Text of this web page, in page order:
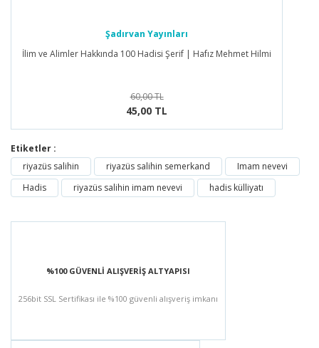
Şadırvan Yayınları
İlim ve Alimler Hakkında 100 Hadisi Şerif | Hafız Mehmet Hilmi
60,00 TL
45,00 TL
Etiketler :
riyazüs salihin
riyazüs salihin semerkand
Imam nevevi
Hadis
riyazüs salihin imam nevevi hadis külliyatı
%100 GÜVENLİ ALIŞVERİŞ ALTYAPISI
256bit SSL Sertifikası ile %100 güvenli alışveriş imkanı